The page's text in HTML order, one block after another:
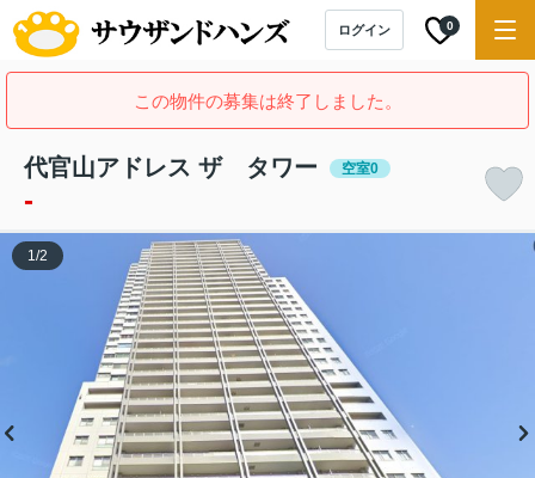
ログイン 0
この物件の募集は終了しました。
代官山アドレス ザ タワー 空室0
-
1/2